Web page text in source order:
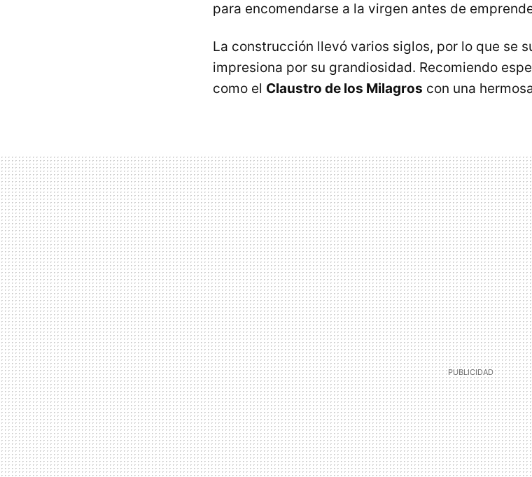
para encomendarse a la virgen antes de
La construcción llevó varios siglos, por lo que se
impresiona por su grandiosidad. Recomiendo
como el Claustro de los Milagros con una